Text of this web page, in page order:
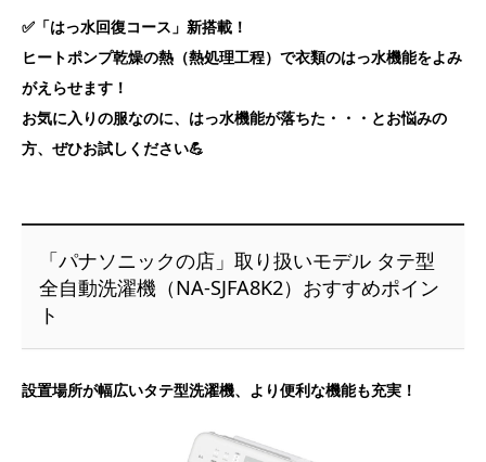
✅「はっ水回復コース」新搭載！
ヒートポンプ乾燥の熱（熱処理工程）で衣類のはっ水機能をよみ
がえらせます！
お気に入りの服なのに、はっ水機能が落ちた・・・とお悩みの
方、ぜひお試しください💪
「パナソニックの店」取り扱いモデル タテ型
全自動洗濯機（NA-SJFA8K2）おすすめポイン
ト
設置場所が幅広いタテ型洗濯機、より便利な機能も充実！